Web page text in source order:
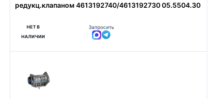
редукц.клапаном 4613192740/4613192730 05.5504.30
НЕТ В
НАЛИЧИИ
Запросить